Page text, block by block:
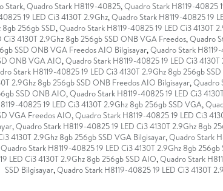
Stark,Quadro Stark H8119-40825,Quadro Stark H8119-40825
19 LED Ci3 4130T 2.9Ghz,Quadro Stark H8119-40825 19
8gb 256gb SSD,Quadro Stark H8119-40825 19 LED Ci3 4130T
Ci3 4130T 2.9Ghz 8gb 256gb SSD ONB VGA Freedos,Quadro
SSD ONB VGA Freedos AIO Bilgisayar,Quadro Stark
ONB VGA AIO,Quadro Stark H8119-40825 19 LED Ci3
Stark H8119-40825 19 LED Ci3 4130T 2.9Ghz 8gb 256gb
2.9Ghz 8gb 256gb SSD ONB Freedos AIO Bilgisayar,Quadro
SSD ONB AIO,Quadro Stark H8119-40825 19 LED Ci3
40825 19 LED Ci3 4130T 2.9Ghz 8gb 256gb SSD VGA,
VGA Freedos AIO,Quadro Stark H8119-40825 19 LED Ci3
,Quadro Stark H8119-40825 19 LED Ci3 4130T 2.9Ghz 8gb
4130T 2.9Ghz 8gb 256gb SSD VGA Bilgisayar,Quadro Stark
Quadro Stark H8119-40825 19 LED Ci3 4130T 2.9Ghz 8gb
LED Ci3 4130T 2.9Ghz 8gb 256gb SSD AIO,Quadro Stark
SSD Bilgisayar,Quadro Stark H8119-40825 19 LED Ci3 4130T